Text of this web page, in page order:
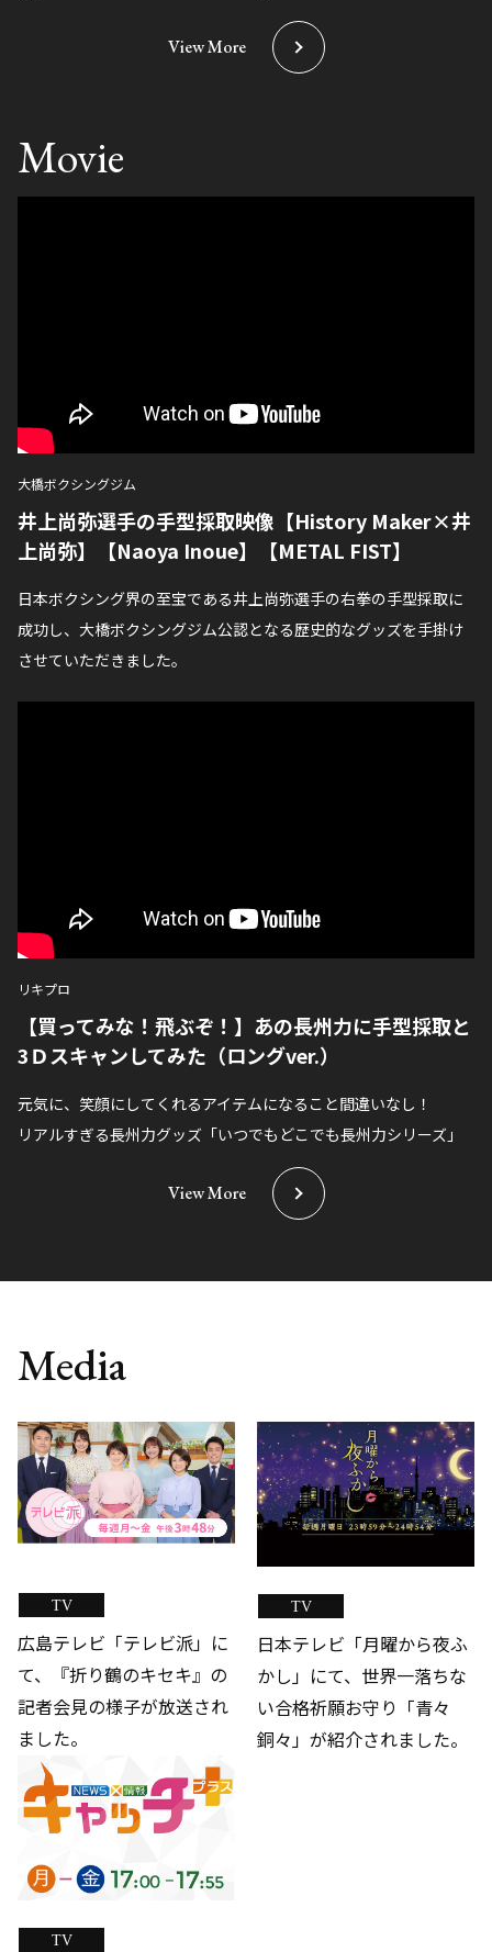
View More
Movie
大橋ボクシングジム
井上尚弥選手の手型採取映像【History Maker×井
上尚弥】【Naoya Inoue】【METAL FIST】
日本ボクシング界の至宝である井上尚弥選手の右拳の手型採取に
成功し、大橋ボクシングジム公認となる歴史的なグッズを手掛け
させていただきました。
リキプロ
【買ってみな！飛ぶぞ！】あの長州力に手型採取と
3Ｄスキャンしてみた（ロングver.）
元気に、笑顔にしてくれるアイテムになること間違いなし！
リアルすぎる長州力グッズ「いつでもどこでも長州力シリーズ」
View More
Media
TV
広島テレビ「テレビ派」に
て、『折り鶴のキセキ』の
記者会見の様子が放送され
ました。
TV
日本テレビ「月曜から夜ふ
かし」にて、世界一落ちな
い合格祈願お守り「青々
銅々」が紹介されました。
TV